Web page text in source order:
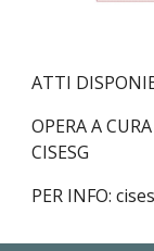
ATTI
OPERA A
CISESG
PER INFO: